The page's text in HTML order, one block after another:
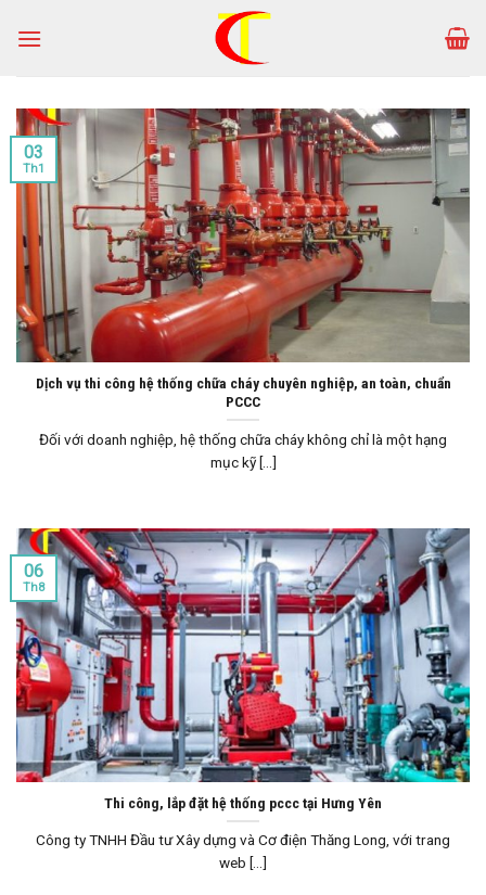
Dịch vụ thi công hệ thống chữa cháy chuyên nghiệp, an toàn, chuẩn
PCCC
Đối với doanh nghiệp, hệ thống chữa cháy không chỉ là một hạng
mục kỹ [...]
03
Th1
Thi công, lắp đặt hệ thống pccc tại Hưng Yên
Công ty TNHH Đầu tư Xây dựng và Cơ điện Thăng Long, với trang
web [...]
06
Th8